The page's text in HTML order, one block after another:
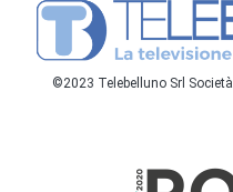
©2023 Telebelluno Srl